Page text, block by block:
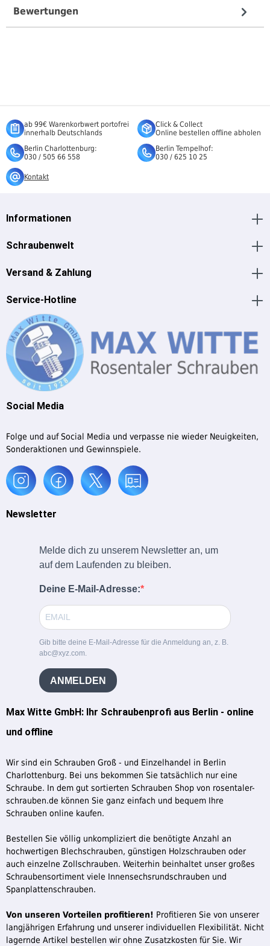
Bewertungen
ab 99€ Warenkorbwert portofrei
innerhalb Deutschlands
Click & Collect
Online bestellen offline abholen
Berlin Charlottenburg:
030 / 505 66 558
Berlin Tempelhof:
030 / 625 10 25
Kontakt
Informationen
Schraubenwelt
Versand & Zahlung
Service-Hotline
Max Witte GmbH: Ihr Schraubenprofi aus Berlin - online
und offline
Wir sind ein Schrauben Groß - und Einzelhandel in Berlin
Charlottenburg. Bei uns bekommen Sie tatsächlich nur eine
Schraube. In dem gut sortierten Schrauben Shop von rosentaler-
schrauben.de können Sie ganz einfach und bequem Ihre
Schrauben online kaufen.
Bestellen Sie völlig unkompliziert die benötigte Anzahl an
hochwertigen Blechschrauben, günstigen Holzschrauben oder
auch einzelne Zollschrauben. Weiterhin beinhaltet unser großes
Schraubensortiment viele Innensechsrundschrauben und
Spanplattenschrauben.
Von unseren Vorteilen profitieren! Profitieren Sie von unserer
langjährigen Erfahrung und unserer individuellen Flexibilität. Nicht
lagernde Artikel bestellen wir ohne Zusatzkosten für Sie. Wir
Social Media
Folge und auf Social Media und verpasse nie wieder Neuigkeiten,
Sonderaktionen und Gewinnspiele.
Newsletter
Melde dich zu unserem Newsletter an, um
auf dem Laufenden zu bleiben.
Deine E-Mail-Adresse:
Gib bitte deine E-Mail-Adresse für die Anmeldung an, z. B.
abc@xyz.com.
ANMELDEN